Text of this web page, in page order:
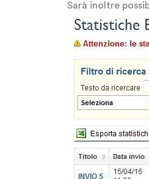
Sarà inoltre